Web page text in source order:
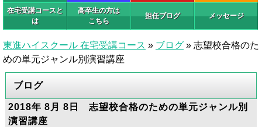
在宅受講コースと
は
高卒生の方は
こちら
担任ブログ メッセージ
東進ハイスクール 在宅受講コース » ブログ » 志望校合格のた
めの単元ジャンル別演習講座
ブログ
2018年 8月 8日 志望校合格のための単元ジャンル別
演習講座